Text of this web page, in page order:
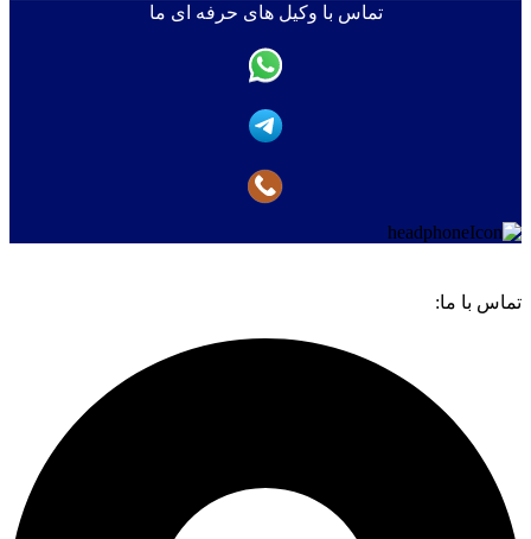
تماس با وکیل های حرفه ای ما
تماس با ما: